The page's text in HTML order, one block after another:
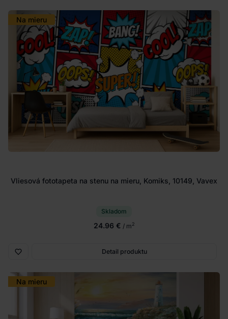
Na mieru
Vliesová fototapeta na stenu na mieru, Komiks, 10149, Vavex
Skladom
24.96 € / m2
Detail produktu
Na mieru